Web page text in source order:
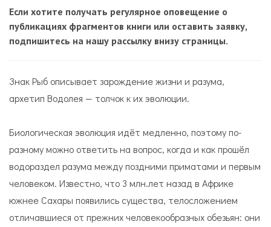
Если хотите получать регулярное оповещение о
публикациях фрагментов книги или оставить заявку,
подпишитесь на нашу рассылку внизу страницы.
Знак Рыб описывает зарождение жизни и разума,
архетип Водолея — толчок к их эволюции.
Биологическая эволюция идёт медленно, поэтому по-
разному можно ответить на вопрос, когда и как прошёл
водораздел разума между поздними приматами и первым
человеком. Известно, что 3 млн.лет назад в Африке
южнее Сахары появились существа, телосложением
отличавшиеся от прежних человекообразных обезьян: они